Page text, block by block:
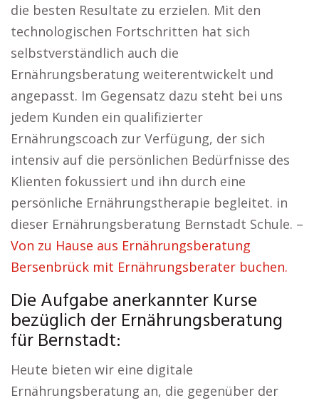
die besten Resultate zu erzielen. Mit den
technologischen Fortschritten hat sich
selbstverständlich auch die
Ernährungsberatung weiterentwickelt und
angepasst. Im Gegensatz dazu steht bei uns
jedem Kunden ein qualifizierter
Ernährungscoach zur Verfügung, der sich
intensiv auf die persönlichen Bedürfnisse des
Klienten fokussiert und ihn durch eine
persönliche Ernährungstherapie begleitet. in
dieser Ernährungsberatung Bernstadt Schule. –
Von zu Hause aus Ernährungsberatung
Bersenbrück mit Ernährungsberater buchen.
Die Aufgabe anerkannter Kurse
bezüglich der Ernährungsberatung
für Bernstadt:
Heute bieten wir eine digitale
Ernährungsberatung an, die gegenüber der